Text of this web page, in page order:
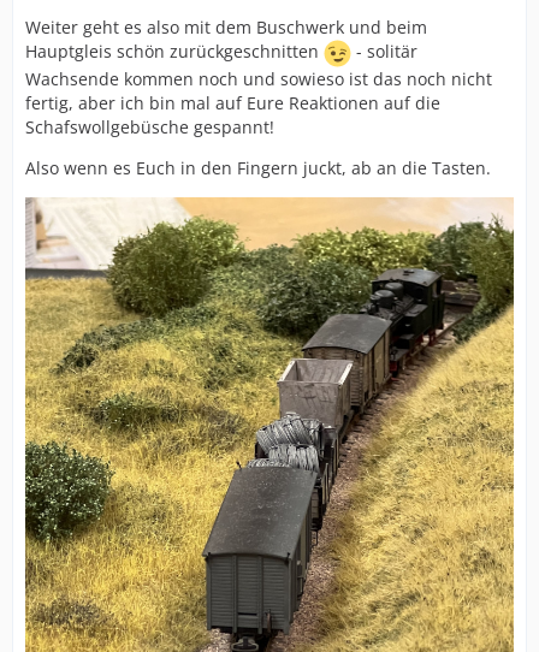
Weiter geht es also mit dem Buschwerk und beim
Hauptgleis schön zurückgeschnitten
- solitär
Wachsende kommen noch und sowieso ist das noch nicht
fertig, aber ich bin mal auf Eure Reaktionen auf die
Schafswollgebüsche gespannt!
Also wenn es Euch in den Fingern juckt, ab an die Tasten.